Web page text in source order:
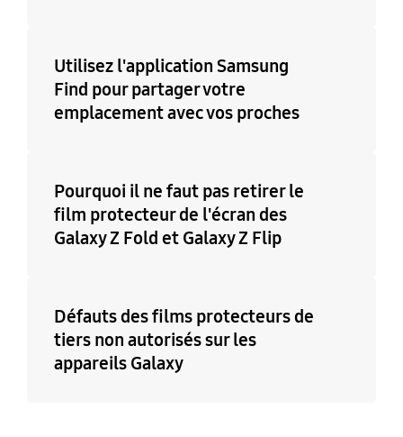
Utilisez l'application Samsung
Find pour partager votre
emplacement avec vos proches
Pourquoi il ne faut pas retirer le
film protecteur de l'écran des
Galaxy Z Fold et Galaxy Z Flip
Défauts des films protecteurs de
tiers non autorisés sur les
appareils Galaxy